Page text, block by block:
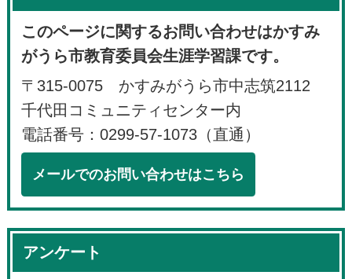
このページに関するお問い合わせはかすみ
がうら市教育委員会生涯学習課です。
〒315-0075 かすみがうら市中志筑2112
千代田コミュニティセンター内
電話番号：0299-57-1073（直通）
メールでのお問い合わせはこちら
アンケート